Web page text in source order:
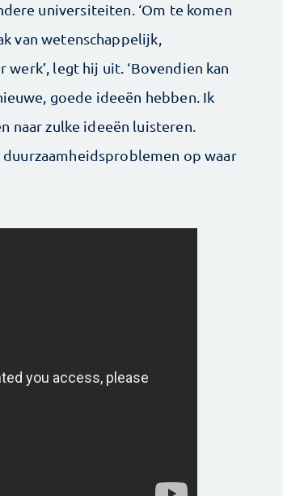
universiteiten. ‘Om te komen
van wetenschappelijk,
legt hij uit. ‘Bovendien kan
goede ideeën hebben. Ik
naar zulke ideeën luisteren.
op waar